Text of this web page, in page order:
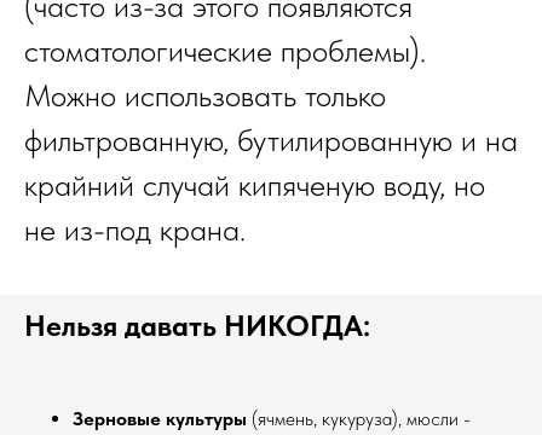
стоматологические проблемы).
Можно использовать только
фильтрованную, бутилированную и на
крайний случай кипяченую воду, но
не из-под крана.
Нельзя давать НИКОГДА:
Зерновые культуры (ячмень, кукуруза), мюсли -